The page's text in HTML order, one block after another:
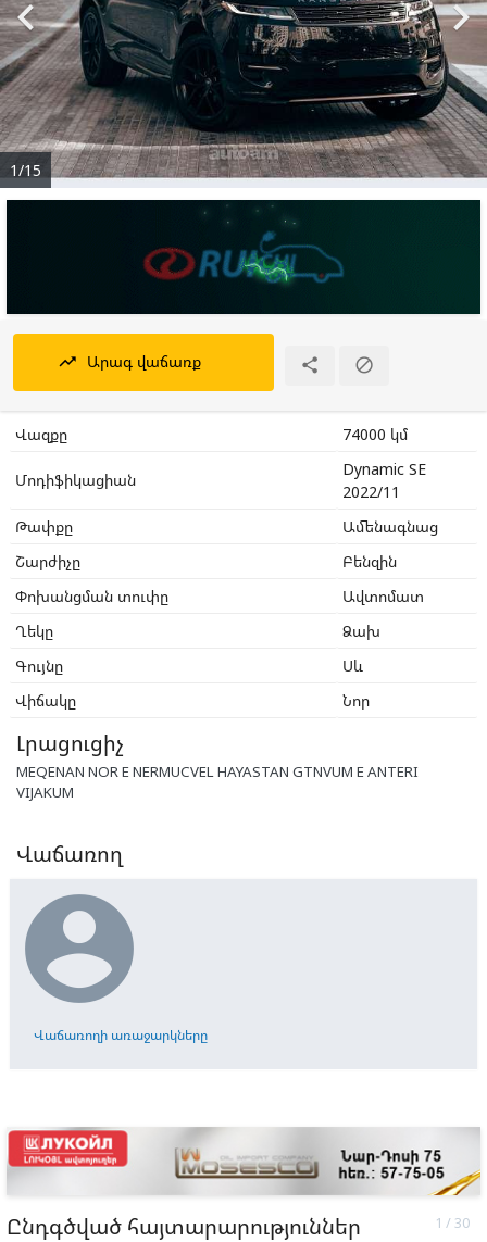
1/15
 
trending_up Արագ վաճառք  
Վազքը 74000 կմ
Մոդիֆիկացիան
Dynamic SE
2022/11
Թափքը
Ամենագնաց
Շարժիչը
Բենզին
Փոխանցման տուփը
Ավտոմատ
Ղեկը
Ձախ
Գույնը
Սև
Վիճակը
Նոր
Լրացուցիչ
MEQENAN NOR E NERMUCVEL HAYASTAN GTNVUM E ANTERI
VIJAKUM
Վաճառող

Վաճառողի առաջարկները
Ընդգծված հայտարարություններ